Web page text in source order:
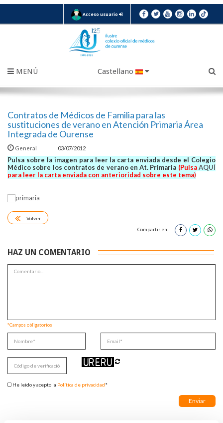
Acceso usuario
MENÚ Castellano
Contratos de Médicos de Familia para las
sustituciones de verano en Atención Primaria Área
Integrada de Ourense
General 03/07/2012
Pulsa sobre la imagen para leer la carta enviada desde el Colegio
Médico sobre los contratos de verano en At. Primaria (PulsaAQUÍ
para leer la carta enviada con anterioridad sobre este tema)
Volver
Compartir en:
HAZ UN COMENTARIO
*Campos obligatorios
He leido y acepto la Política de privacidad*